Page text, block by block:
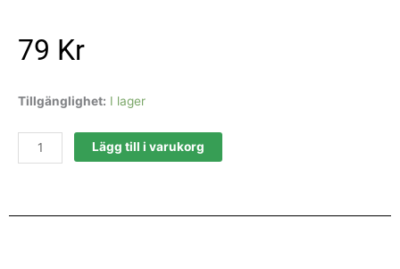
79 Kr
Tillgänglighet: I lager
Bröstvårtssmycke
Lägg till i varukorg